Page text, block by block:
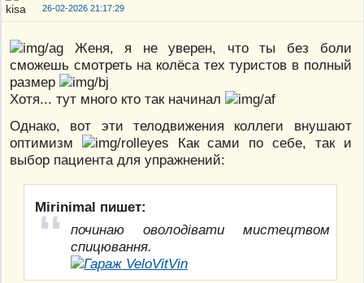
26-02-2026 21:17:29
Женя, я не уверен, что ты без боли
сможешь смотреть на колёса тех туристов в полный
размер
Хотя... тут много кто так начинал
Однако, вот эти телодвижения коллеги внушают
оптимизм
Как сами по себе, так и
выбор пациента для упражнений:
Mirinimal пишет:
починаю оволодівати мистецтвом
спицювання.